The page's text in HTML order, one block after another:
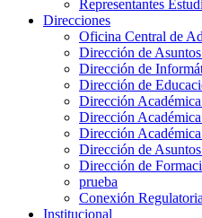
Representantes
Direcciones
Oficina Central de
Dirección de
Dirección de
Dirección de
Dirección
Dirección
Dirección
Dirección de
Dirección de
prueba
Conexión Regulatoria
Institucional